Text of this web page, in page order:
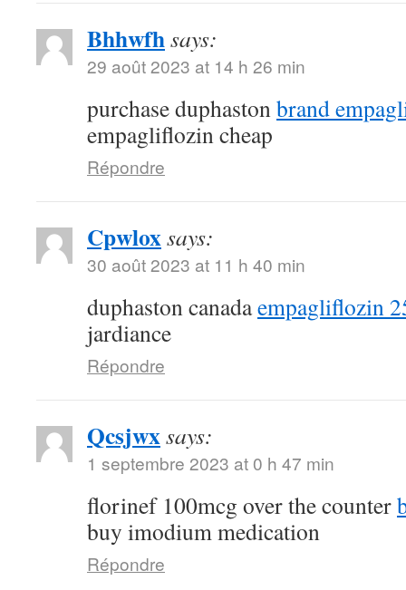
Bhhwfhsays:
29 août 2023 at 14 h 26 min
purchase duphastonbrand
empagliflozin cheap
Répondre
Cpwloxsays:
30 août 2023 at 11 h 40 min
duphaston canadaempagliflozin
jardiance
Répondre
Qcsjwxsays:
1 septembre 2023 at 0 h 47 min
florinef 100mcg over the counter
buy imodium medication
Répondre